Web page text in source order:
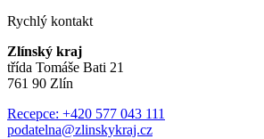
Rychlý kontakt
Zlínský kraj
třída Tomáše Bati 21
761 90 Zlín
Recepce: +420 577 043 111
podatelna@zlinskykraj.cz